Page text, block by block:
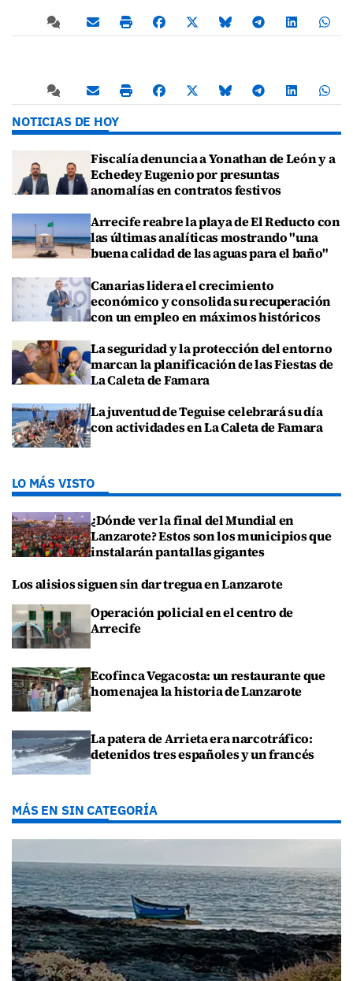
NOTICIAS DE HOY
Fiscalía denuncia a Yonathan de León y a
Echedey Eugenio por presuntas
anomalías en contratos festivos
Arrecife reabre la playa de El Reducto con
las últimas analíticas mostrando "una
buena calidad de las aguas para el baño"
Canarias lidera el crecimiento
económico y consolida su recuperación
con un empleo en máximos históricos
La seguridad y la protección del entorno
marcan la planificación de las Fiestas de
La Caleta de Famara
La juventud de Teguise celebrará su día
con actividades en La Caleta de Famara
LO MÁS VISTO
¿Dónde ver la final del Mundial en
Lanzarote? Estos son los municipios que
instalarán pantallas gigantes
Los alisios siguen sin dar tregua en Lanzarote
Operación policial en el centro de
Arrecife
Ecofinca Vegacosta: un restaurante que
homenajea la historia de Lanzarote
La patera de Arrieta era narcotráfico:
detenidos tres españoles y un francés
MÁS EN SIN CATEGORÍA